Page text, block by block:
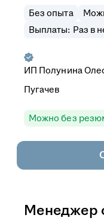
Без опыта
Выплаты: Раз в
ИП Полунина
Пугачев
Можно без
Менеджер